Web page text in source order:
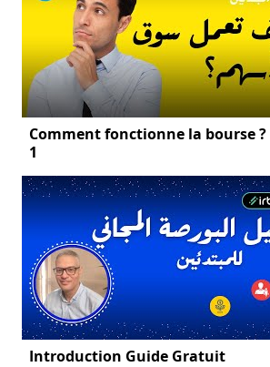
Comment fonctionne la bourse
1
Introduction Guide Gratuit